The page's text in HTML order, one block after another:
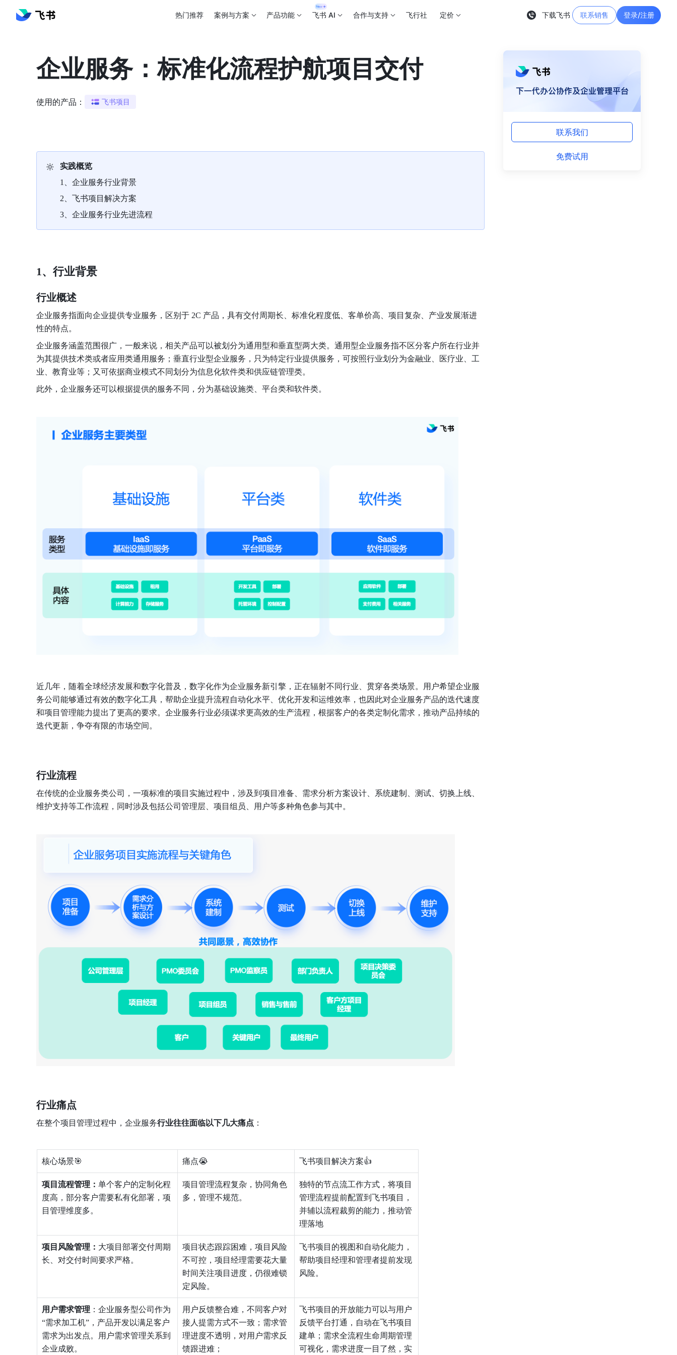
热门推荐 案例与方案 产品功能 飞书 AI 合作与支持 飞行社 定价 下载飞书 联系销售 登录/注册
企业服务：标准化流程护航项目交付
使用的产品： 飞书项目
联系我们
免费试用
🔆
实践概览
1、企业服务行业背景
2、飞书项目解决方案
3、企业服务行业先进流程
1、行业背景
行业概述
企业服务指面向企业提供专业服务，区别于 2C 产品，具有交付周期长、标准化程度低、客单价高、项目复杂、产业发展渐进
性的特点。
企业服务涵盖范围很广，一般来说，相关产品可以被划分为通用型和垂直型两大类。通用型企业服务指不区分客户所在行业并
为其提供技术类或者应用类通用服务；垂直行业型企业服务，只为特定行业提供服务，可按照行业划分为金融业、医疗业、工
业、教育业等；又可依据商业模式不同划分为信息化软件类和供应链管理类。
此外，企业服务还可以根据提供的服务不同，分为基础设施类、平台类和软件类。
近几年，随着全球经济发展和数字化普及，数字化作为企业服务新引擎，正在辐射不同行业、贯穿各类场景。用户希望企业服
务公司能够通过有效的数字化工具，帮助企业提升流程自动化水平、优化开发和运维效率，也因此对企业服务产品的迭代速度
和项目管理能力提出了更高的要求。企业服务行业必须谋求更高效的生产流程，根据客户的各类定制化需求，推动产品持续的
迭代更新，争夺有限的市场空间。
行业流程
在传统的企业服务类公司，一项标准的项目实施过程中，涉及到项目准备、需求分析方案设计、系统建制、测试、切换上线、
维护支持等工作流程，同时涉及包括公司管理层、项目组员、用户等多种角色参与其中。
行业痛点
在整个项目管理过程中，企业服务行业往往面临以下几大痛点 ：
核心场景🎯 痛点😭 飞书项目解决方案👍
项目流程管理： 单个客户的定制化程
度高，部分客户需要私有化部署，项
目管理维度多。
项目管理流程复杂，协同角色
多，管理不规范。
独特的节点流工作方式，将项目
管理流程提前配置到飞书项目，
并辅以流程裁剪的能力，推动管
理落地
项目风险管理： 大项目部署交付周期
长、对交付时间要求严格。
项目状态跟踪困难，项目风险
不可控，项目经理需要花大量
时间关注项目进度，仍很难锁
定风险。
飞书项目的视图和自动化能力，
帮助项目经理和管理者提前发现
风险。
用户需求管理 ：企业服务型公司作为
“需求加工机”，产品开发以满足客户
需求为出发点。用户需求管理关系到
企业成败。
用户反馈整合难，不同客户对
接人提需方式不一致；需求管
理进度不透明，对用户需求反
馈跟进难；
飞书项目的开放能力可以与用户
反馈平台打通，自动在飞书项目
建单；需求全流程生命周期管理
可视化，需求进度一目了然，实